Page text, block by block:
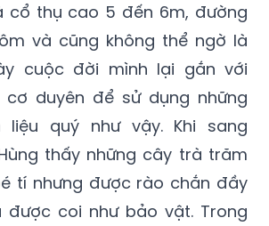
cổ thụ cao 5 đến 6m, đường
và cũng không thể ngờ là
cuộc đời mình lại gắn với
cơ duyên để sử dụng những
liệu quý như vậy. Khi sang
thấy những cây trà trăm
tí nhưng được rào chắn đầy
được coi như bảo vật. Trong